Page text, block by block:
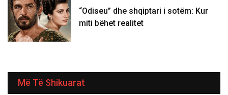
“Odiseu” dhe shqiptari i sotëm: Kur
miti bëhet realitet
Më Të Shikuarat